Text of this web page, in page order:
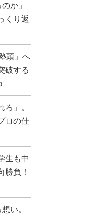
か」
くり返
頭」へ
破する
」。
ロの仕
生も中
勝負！
い。